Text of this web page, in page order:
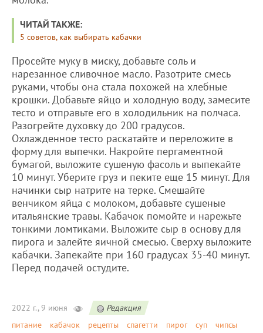
ЧИТАЙ ТАКЖЕ:
5 советов, как выбирать кабачки
Просейте муку в миску, добавьте соль и
нарезанное сливочное масло. Разотрите смесь
руками, чтобы она стала похожей на хлебные
крошки. Добавьте яйцо и холодную воду, замесите
тесто и отправьте его в холодильник на полчаса.
Разогрейте духовку до 200 градусов.
Охлажденное тесто раскатайте и переложите в
форму для выпечки. Накройте пергаментной
бумагой, выложите сушеную фасоль и выпекайте
10 минут. Уберите груз и пеките еще 15 минут. Для
начинки сыр натрите на терке. Смешайте
венчиком яйца с молоком, добавьте сушеные
итальянские травы. Кабачок помойте и нарежьте
тонкими ломтиками. Выложите сыр в основу для
пирога и залейте яичной смесью. Сверху выложите
кабачки. Запекайте при 160 градусах 35-40 минут.
Перед подачей остудите.
2022 г., 9 июня
Редакция
питание
кабачок рецепты спагетти пирог суп
чипсы